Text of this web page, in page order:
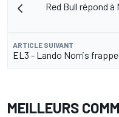
Red Bull répond
ARTICLE SUIVANT
EL3 - Lando Norris
MEILLEURS